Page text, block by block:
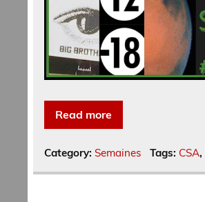
Read more
Category: Semaines Tags: CSA,